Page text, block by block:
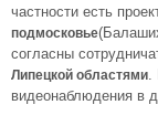
частности есть
подмосковье
согласны
Липецкой областями.
видеонаблюдения в